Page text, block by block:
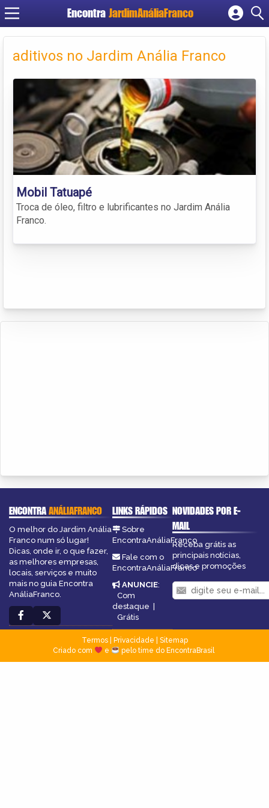
Encontra JardimAnáliaFranco
Cadastrar empresa
Criar conta
aditivos no Jardim Anália Franco
Mobil Tatuapé
Troca de óleo, filtro e lubrificantes no Jardim Anália
Franco.
ENCONTRAANÁLIAFRANCO
O melhor do Jardim Anália
Franco num só lugar!
Dicas, onde ir, o que fazer,
as melhores empresas,
locais, serviços e muito
mais no guia Encontra
AnáliaFranco.
LINKS RÁPIDOS
Sobre
EncontraAnáliaFranco
Fale com o
EncontraAnáliaFranco
ANUNCIE:
Com
destaque |
Grátis
NOVIDADES POR E-
MAIL
Receba grátis as
principais notícias,
dicas e promoções
Termos| Privacidade
Sitemap
Criado com
e pelo time do EncontraBrasil